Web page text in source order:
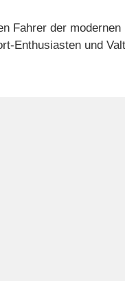
Fahrer der
Enthusiasten und